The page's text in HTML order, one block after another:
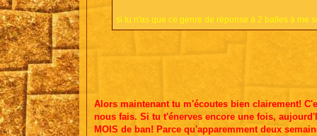
si tu n'as que ce genre de réponse à 2 balles à me
Alors maintenant tu m'écoutes bien clairement!
nous fais. Si tu t'énerves encore une fois,
MOIS de ban! Parce qu'apparemment deux